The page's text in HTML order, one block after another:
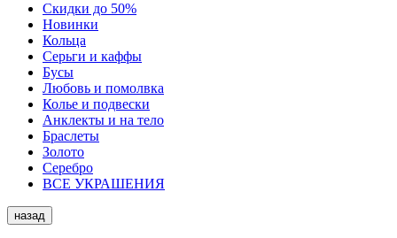
Скидки до 50%
Новинки
Кольца
Серьги и каффы
Бусы
Любовь и помолвка
Колье и подвески
Анклекты и на тело
Браслеты
Золото
Серебро
ВСЕ УКРАШЕНИЯ
назад